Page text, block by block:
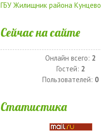
ГБУ Жилищник района Кунцево
Сейчас на сайте
Онлайн всего: 2
Гостей: 2
Пользователей: 0
Статистика